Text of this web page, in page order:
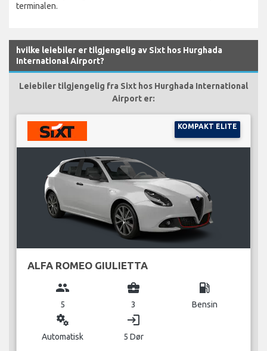
terminalen.
hvilke leiebiler er tilgjengelig av Sixt hos Hurghada
International Airport?
Leiebiler tilgjengelig fra Sixt hos Hurghada International
Airport er:
KOMPAKT ELITE
ALFA ROMEO GIULIETTA
group
5
business_center
3
local_gas_station
Bensin
miscellaneous_services
Automatisk
login
5 Dør